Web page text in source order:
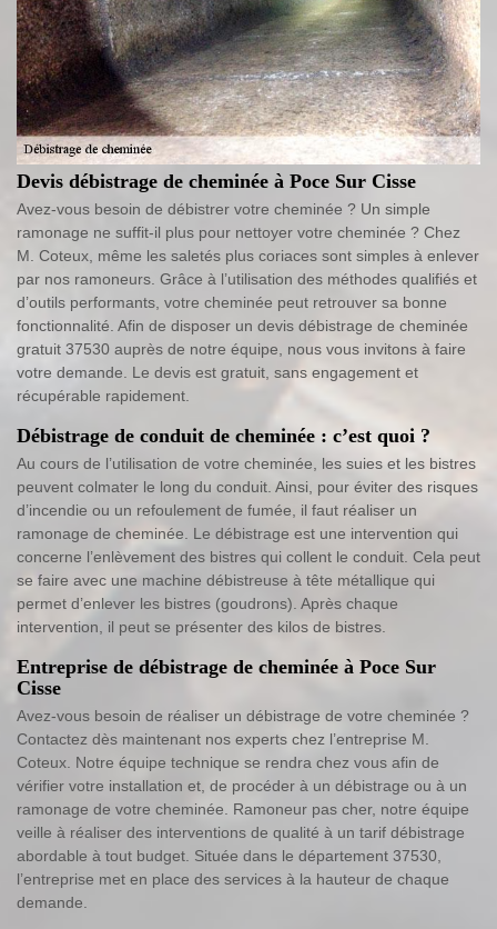
Devis débistrage de cheminée à Poce Sur Cisse
Avez-vous besoin de débistrer votre cheminée ? Un simple
ramonage ne suffit-il plus pour nettoyer votre cheminée ? Chez
M. Coteux, même les saletés plus coriaces sont simples à enlever
par nos ramoneurs. Grâce à l’utilisation des méthodes qualifiés et
d’outils performants, votre cheminée peut retrouver sa bonne
fonctionnalité. Afin de disposer un devis débistrage de cheminée
gratuit 37530 auprès de notre équipe, nous vous invitons à faire
votre demande. Le devis est gratuit, sans engagement et
récupérable rapidement.
Débistrage de conduit de cheminée : c’est quoi ?
Au cours de l’utilisation de votre cheminée, les suies et les bistres
peuvent colmater le long du conduit. Ainsi, pour éviter des risques
d’incendie ou un refoulement de fumée, il faut réaliser un
ramonage de cheminée. Le débistrage est une intervention qui
concerne l’enlèvement des bistres qui collent le conduit. Cela peut
se faire avec une machine débistreuse à tête métallique qui
permet d’enlever les bistres (goudrons). Après chaque
intervention, il peut se présenter des kilos de bistres.
Entreprise de débistrage de cheminée à Poce Sur
Cisse
Avez-vous besoin de réaliser un débistrage de votre cheminée ?
Contactez dès maintenant nos experts chez l’entreprise M.
Coteux. Notre équipe technique se rendra chez vous afin de
vérifier votre installation et, de procéder à un débistrage ou à un
ramonage de votre cheminée. Ramoneur pas cher, notre équipe
veille à réaliser des interventions de qualité à un tarif débistrage
abordable à tout budget. Située dans le département 37530,
l’entreprise met en place des services à la hauteur de chaque
demande.